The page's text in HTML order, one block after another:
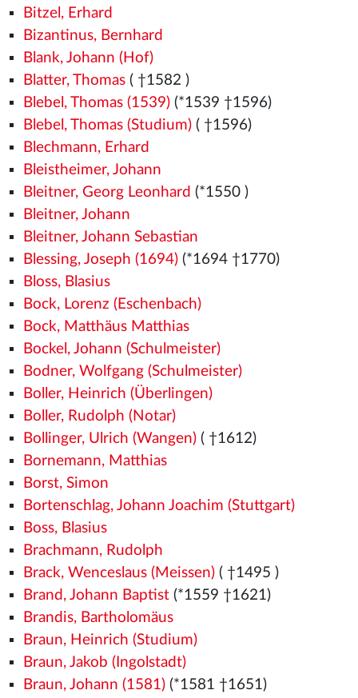
Bitzel, Erhard
Bizantinus, Bernhard
Blank, Johann (Hof)
Blatter, Thomas( †1582 )
Blebel, Thomas (1539)(*1539 †1596)
Blebel, Thomas (Studium)( †1596)
Blechmann, Erhard
Bleistheimer, Johann
Bleitner, Georg Leonhard (*1550 )
Bleitner, Johann
Bleitner, Johann Sebastian
Blessing, Joseph (1694)(*1694 †1770)
Bloss, Blasius
Bock, Lorenz (Eschenbach)
Bock, Matthäus Matthias
Bockel, Johann (Schulmeister)
Bodner, Wolfgang (Schulmeister)
Boller, Heinrich (Überlingen)
Boller, Rudolph (Notar)
Bollinger, Ulrich (Wangen)( †1612)
Bornemann, Matthias
Borst, Simon
Bortenschlag, Johann Joachim (Stuttgart)
Boss, Blasius
Brachmann, Rudolph
Brack, Wenceslaus (Meissen)( †1495 )
Brand, Johann Baptist(*1559 †1621)
Brandis, Bartholomäus
Braun, Heinrich (Studium)
Braun, Jakob (Ingolstadt)
Braun, Johann (1581)(*1581 †1651)